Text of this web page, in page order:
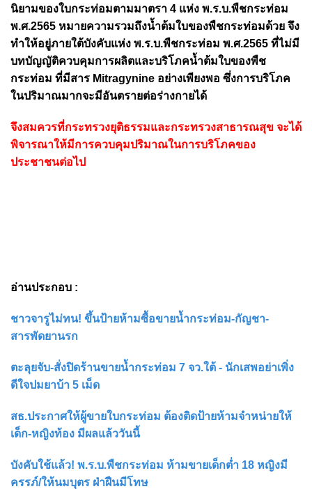
นิยามของใบกระท่อมตามมาตรา 4 แห่ง พ.ร.บ.พืชกระท่อม
พ.ศ.2565 หมายความรวมถึงน้ำต้มใบของพืชกระท่อมด้วย จึง
ทำให้อยู่ภายใต้บังคับแห่ง พ.ร.บ.พืชกระท่อม พ.ศ.2565 ที่ไม่มี
บทบัญญัติควบคุมการผลิตและบริโภคน้ำต้มใบของพืช
กระท่อม ที่มีสาร Mitragynine อย่างเพียงพอ ซึ่งการบริโภค
ในปริมาณมากจะมีอันตรายต่อร่างกายได้
จึงสมควรที่กระทรวงยุติธรรมและกระทรวงสาธารณสุข จะได้
พิจารณาให้มีการควบคุมปริมาณในการบริโภคของ
ประชาชนต่อไป
อ่านประกอบ :
ชาวจารูไม่ทน! ขึ้นป้ายห้ามซื้อขายน้ำกระท่อม-กัญชา-
สารพัดยานรก
ตะลุยจับ-สั่งปิดร้านขายน้ำกระท่อม 7 จว.ใต้ - นักเสพอย่าเพิ่ง
ดีใจปมยาบ้า 5 เม็ด
สธ.ประกาศให้ผู้ขายใบกระท่อม ต้องติดป้ายห้ามจำหน่ายให้
เด็ก-หญิงท้อง มีผลแล้ววันนี้
บังคับใช้แล้ว! พ.ร.บ.พืชกระท่อม ห้ามขายเด็กต่ำ 18 หญิงมี
ครรภ์/ให้นมบุตร ฝ่าฝืนมีโทษ